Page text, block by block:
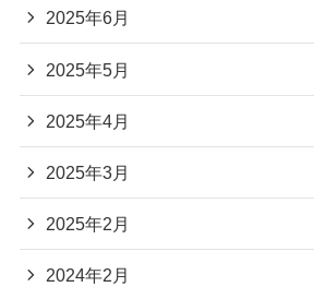
2025年6月
2025年5月
2025年4月
2025年3月
2025年2月
2024年2月